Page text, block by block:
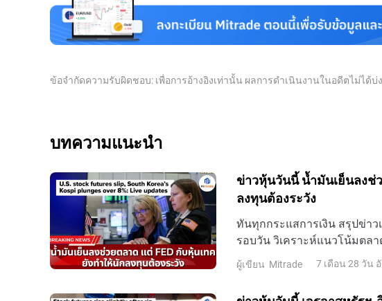
ข้อจำกัดความรับผิดชอบ: เพื่อการอ้างอิงเท่านั้น ผลการดำเนินงานในอดีตไม่ได้
บทความแนะนำ
ข่าวหุ้นวันนี้ น้ำมันเย็นลงช่
ลงทุนต้องระวัง
ทันทุกกระแสการเงิน สรุปข่าว
รอบวัน วิเคราะห์แนวโน้มตลา
ล่าสุดที่นี่
ผู้เขียน Mitrade 7 เดือน 28 วัน